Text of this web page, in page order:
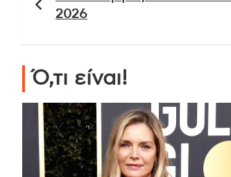
άρθρων
2026
Ό,τι είναι!